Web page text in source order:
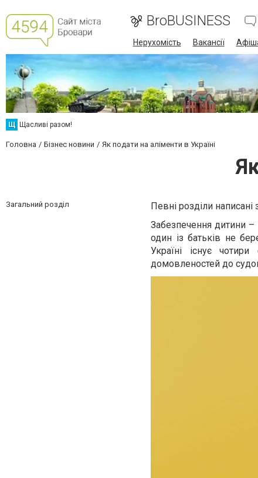
BroBUSINESS
Нерухомість Вакансії
Щ Щасливі разом!
Головна Бізнес новини Як подати на аліменти в Україні
Загальний розділ Певні розділи
Забезпечення дитини
один із батьків не
Україні існує
домовленостей до